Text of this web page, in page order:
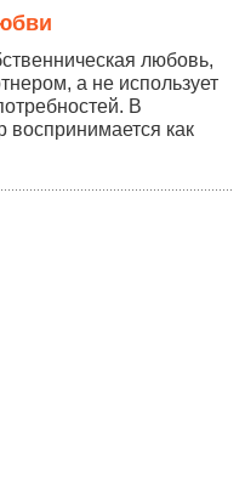
любовь,
а не использует
В
как